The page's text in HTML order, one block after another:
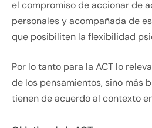
el compromiso de accionar de
personales y acompañada de
que posibiliten la flexibilidad
Por lo tanto para la ACT lo
de los pensamientos, sino más
tienen de acuerdo al contexto